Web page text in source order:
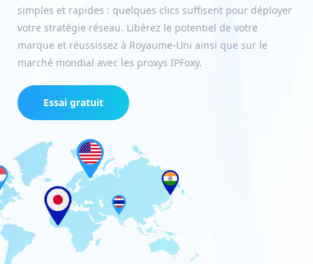
simples et rapides : quelques clics suffisent pour déployer
votre stratégie réseau. Libérez le potentiel de votre
marque et réussissez à Royaume-Uni ainsi que sur le
marché mondial avec les proxys IPFoxy.
Essai gratuit